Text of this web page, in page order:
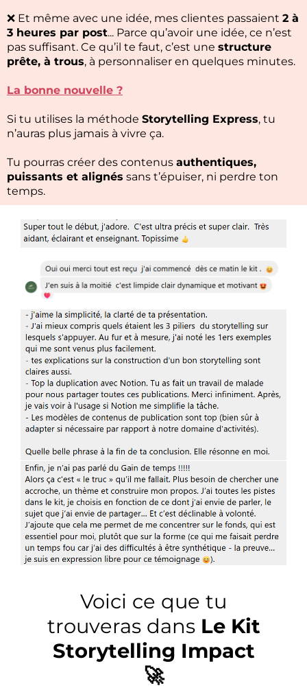
❌ Et même avec une idée, mes clientes passaient 2 à
3 heures par post... Parce qu’avoir une idée, ce n’est
pas suffisant. Ce qu’il te faut, c’est une structure
prête, à trous, à personnaliser en quelques minutes.
La bonne nouvelle ?
Si tu utilises la méthode Storytelling Express, tu
n’auras plus jamais à vivre ça.
Tu pourras créer des contenus authentiques,
puissants et alignés sans t’épuiser, ni perdre ton
temps.
Voici ce que tu
trouveras dans Le Kit
Storytelling Impact
🚀